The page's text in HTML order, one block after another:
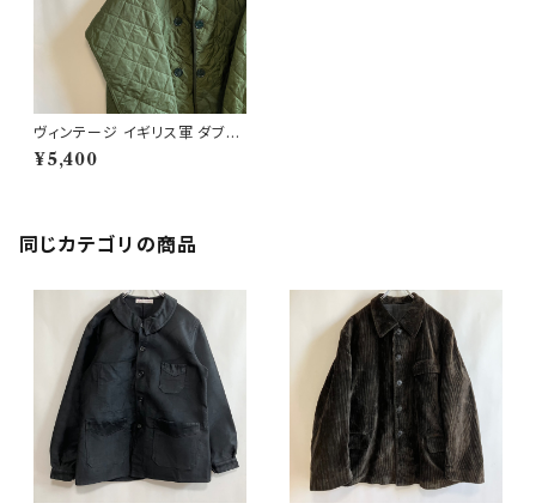
ヴィンテージ イギリス軍 ダブル
ブレスト ライナージャケット ビ
ンテージ
¥5,400
同じカテゴリの商品